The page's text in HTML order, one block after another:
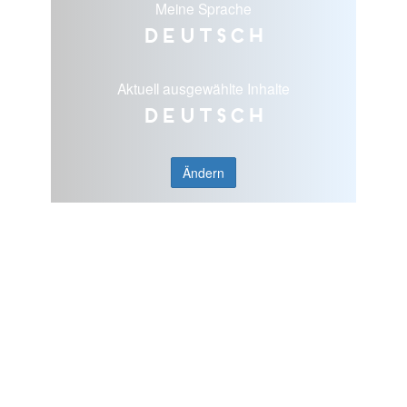
Meine Sprache
Deutsch
Aktuell ausgewählte Inhalte
Deutsch
Ändern